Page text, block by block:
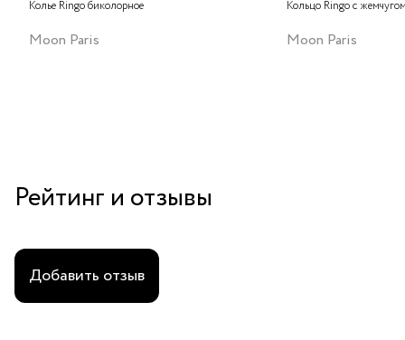
Колье Ringo биколорное
Moon Paris
Кольцо Ringo с
Moon Paris
Рейтинг и отзывы
Добавить отзыв